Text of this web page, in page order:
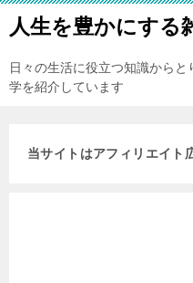
人生を豊かにする
日々の生活に役立つ知識から
学を紹介しています
当サイトはアフィリエイト